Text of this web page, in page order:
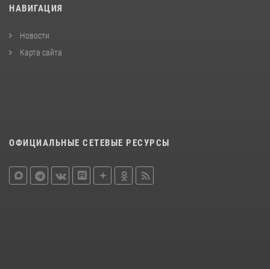
НАВИГАЦИЯ
Новости
Карта сайта
ОФИЦИАЛЬНЫЕ СЕТЕВЫЕ РЕСУРСЫ